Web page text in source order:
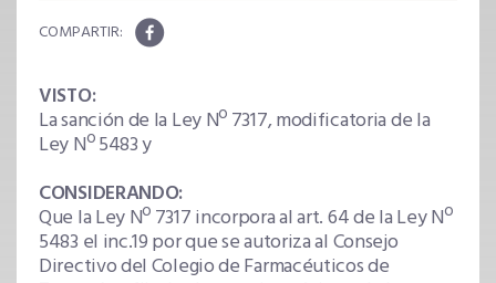
VISTO:
La sanción de la Ley Nº 7317, modificatoria de la
Ley Nº 5483 y
CONSIDERANDO:
Que la Ley Nº 7317 incorpora al art. 64 de la Ley Nº
5483 el inc.19 por que se autoriza al Consejo
Directivo del Colegio de Farmacéuticos de